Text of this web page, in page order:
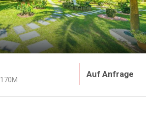
170M
Auf Anfrage